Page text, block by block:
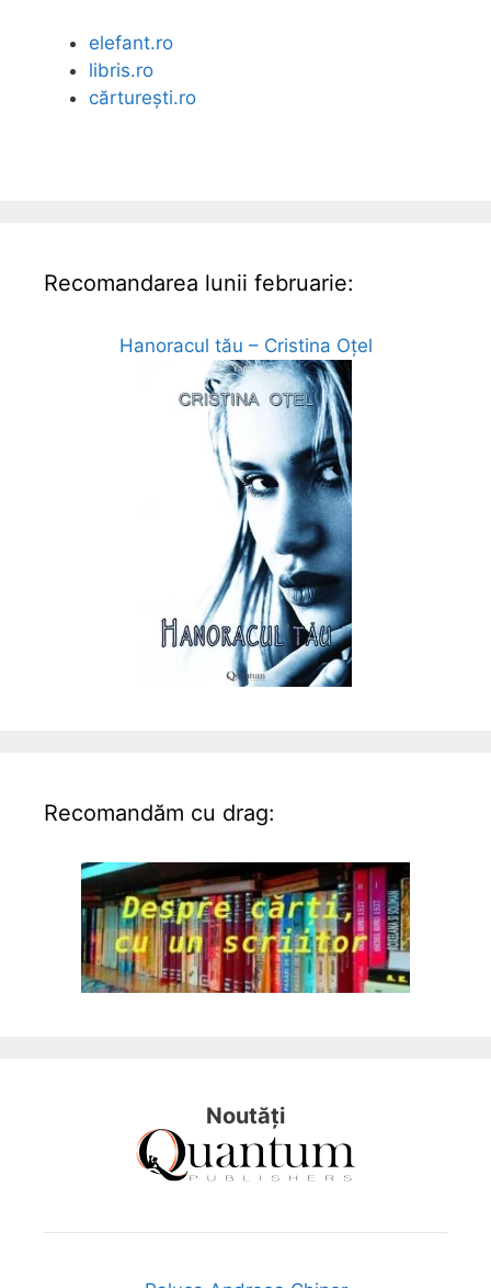
elefant.ro
libris.ro
cărturești.ro
Recomandarea lunii februarie:
Hanoracul tău – Cristina Oțel
Recomandăm cu drag:
Noutăți